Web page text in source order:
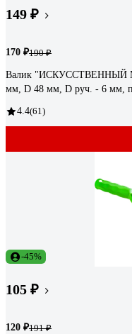
149 ₽
170 ₽190 ₽
Валик "ИСКУССТВЕННЫЙ
мм, D 48 мм, D руч. - 6 мм,
4.4(61)
-45%
105 ₽
120 ₽191 ₽